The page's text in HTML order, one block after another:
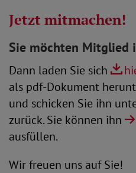
Jetzt mitmachen!
Sie möchten Mitglied
Dann laden Sie sich
als pdf-Dokument
und schicken Sie ihn
zurück. Sie können ihn
ausfüllen.
Wir freuen uns auf Sie!